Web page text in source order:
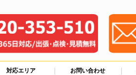
対応エリア お問い合わせ